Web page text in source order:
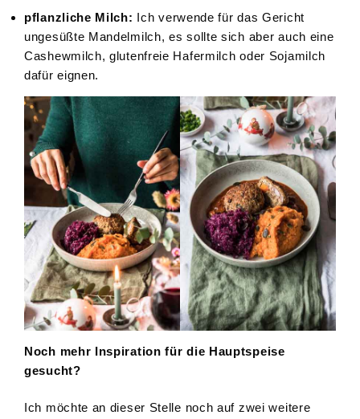
pflanzliche Milch: Ich verwende für das Gericht
ungesüßte Mandelmilch, es sollte sich aber auch eine
Cashewmilch, glutenfreie Hafermilch oder Sojamilch
dafür eignen.
Noch mehr Inspiration für die Hauptspeise
gesucht?
Ich möchte an dieser Stelle noch auf zwei weitere